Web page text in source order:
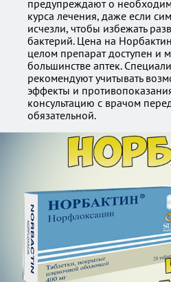
предупреждают о
курса лечения, даже если
исчезли, чтобы избежать
бактерий. Цена на
целом препарат доступен и
большинстве аптек.
рекомендуют учитывать
эффекты и
консультацию с врачом
обязательной.